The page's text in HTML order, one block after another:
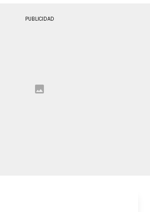
PUBLICIDAD